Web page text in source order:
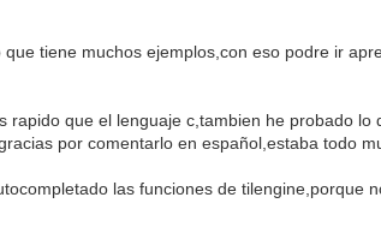
tiene muchos ejemplos,con eso podre ir
que el lenguaje c,tambien he probado
por comentarlo en español,estaba todo
las funciones de tilengine,porque